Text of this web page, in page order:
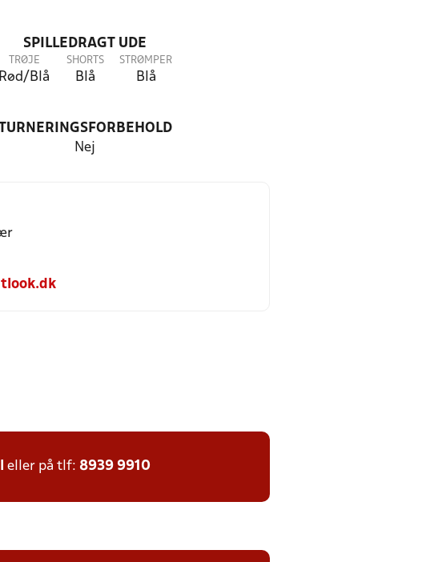
SPILLEDRAGT UDE
TRØJE
Rød/Blå
SHORTS
Blå
STRØMPER
Blå
Nej
eller på tlf: 8939 9910